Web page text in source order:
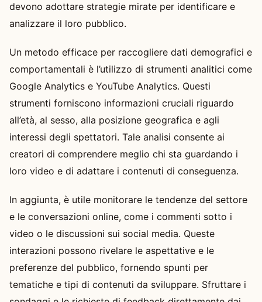
devono adottare strategie mirate per identificare e
analizzare il loro pubblico.
Un metodo efficace per raccogliere dati demografici e
comportamentali è l’utilizzo di strumenti analitici come
Google Analytics e YouTube Analytics. Questi
strumenti forniscono informazioni cruciali riguardo
all’età, al sesso, alla posizione geografica e agli
interessi degli spettatori. Tale analisi consente ai
creatori di comprendere meglio chi sta guardando i
loro video e di adattare i contenuti di conseguenza.
In aggiunta, è utile monitorare le tendenze del settore
e le conversazioni online, come i commenti sotto i
video o le discussioni sui social media. Queste
interazioni possono rivelare le aspettative e le
preferenze del pubblico, fornendo spunti per
tematiche e tipi di contenuti da sviluppare. Sfruttare i